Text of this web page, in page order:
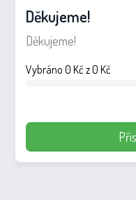
Děkujeme!
Děkujeme!
Vybráno 0 Kč z 0 Kč